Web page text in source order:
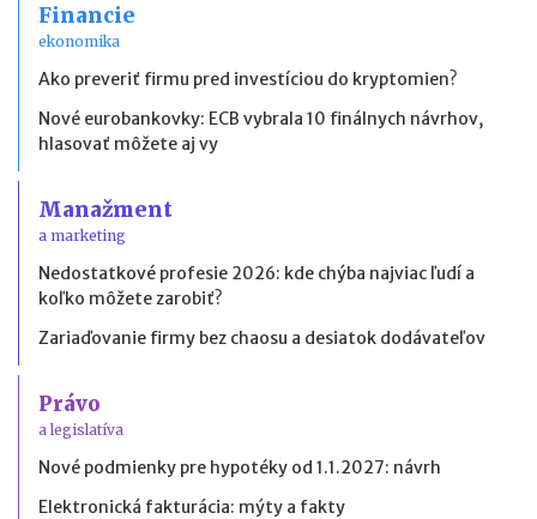
Financie
ekonomika
Ako preveriť firmu pred investíciou do kryptomien?
Nové eurobankovky: ECB vybrala 10 finálnych návrhov,
hlasovať môžete aj vy
Manažment
a marketing
Nedostatkové profesie 2026: kde chýba najviac ľudí a
koľko môžete zarobiť?
Zariaďovanie firmy bez chaosu a desiatok dodávateľov
Právo
a legislatíva
Nové podmienky pre hypotéky od 1.1.2027: návrh
Elektronická fakturácia: mýty a fakty